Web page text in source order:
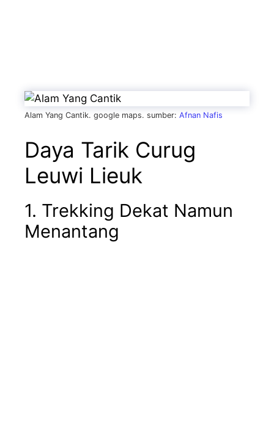
Alam Yang Cantik. google maps. sumber: Afnan Nafis
Daya Tarik Curug
Leuwi Lieuk
1. Trekking Dekat Namun
Menantang